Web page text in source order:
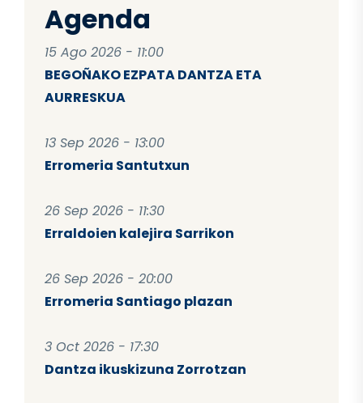
Agenda
15 Ago 2026 - 11:00
BEGOÑAKO EZPATA DANTZA ETA
AURRESKUA
13 Sep 2026 - 13:00
Erromeria Santutxun
26 Sep 2026 - 11:30
Erraldoien kalejira Sarrikon
26 Sep 2026 - 20:00
Erromeria Santiago plazan
3 Oct 2026 - 17:30
Dantza ikuskizuna Zorrotzan